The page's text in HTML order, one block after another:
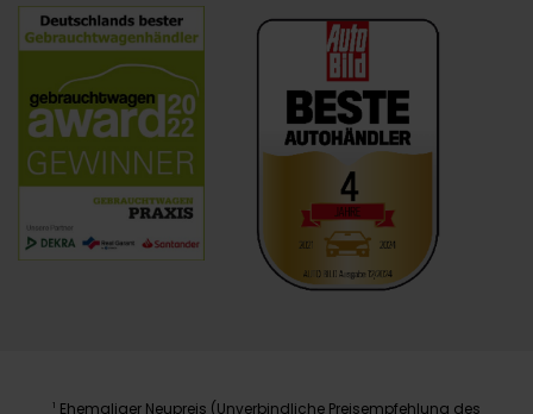
1 Ehemaliger Neupreis (Unverbindliche Preisempfehlung des